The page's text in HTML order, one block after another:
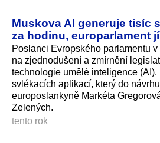
Muskova AI generuje tisíc
za hodinu, europarlament
Poslanci Evropského parlamentu
na zjednodušení a zmírnění
technologie umělé inteligence
svlékacích aplikací, který do
europoslankyně Markéta
Zelených.
tento rok